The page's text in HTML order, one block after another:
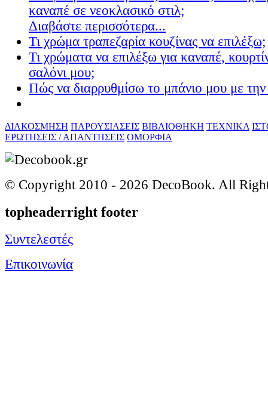
καναπέ σε νεοκλασικό στιλ;
Διαβάστε περισσότερα...
Τι χρώμα τραπεζαρία κουζίνας να επιλέξω;
Τι χρώματα να επιλέξω για καναπέ,
σαλόνι μου;
Πώς να διαρρυθμίσω το μπάνιο μου με την
ΔΙΑΚΟΣΜΗΣΗ ΠΑΡΟΥΣΙΑΣΕΙΣ ΒΙΒΛΙΟΘΗΚΗ ΤΕΧΝΙΚΑ
ΕΡΩΤΗΣΕΙΣ / ΑΠΑΝΤΗΣΕΙΣ ΟΜΟΡΦΙΑ
© Copyright 2010 - 2026 DecoBook. All
topheaderright footer
Συντελεστές
Επικοινωνία